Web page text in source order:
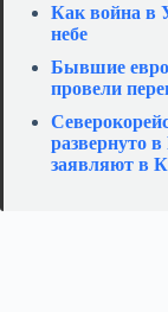
Как война в
небе
Бывшие
провели
развернуто
заявляют в